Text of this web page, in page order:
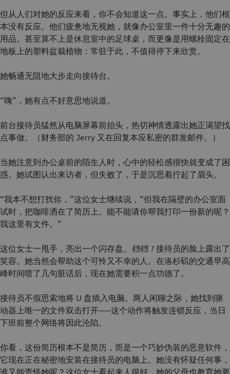
但从人们对她的反应来看，你不会知道这一点。事实上，他们根
本没有反应。他们疲惫地无视她，就像办公室里一件十分无趣的
用品。甚至算不上是休息室中的足球桌，而更像是用螺栓固定在
地板上的塑料盆栽植物：常驻于此，不值得停下来欣赏。
她畅通无阻地大步走向接待台。
“嗨”，她有点不好意思地说道。
前台接待员猛然从电脑屏幕前抬头，热切神情透露出她正渴望找
点事做。（财务部的 Jerry 又在回复本应私密的群发邮件。）
当她注意到办公桌前的陌生人时，心中的轻松感很快就变成了困
惑。她试图认出来访者，但失败了，于是沉思着拧起了眉头。
“我本不想打扰你，”这位女士继续说，“但我在隔壁的办公室面
试时，把咖啡洒在了简历上。能不能请你帮我打印一份新的呢？
我这里有文件。”
这位女士一甩手，亮出一个闪存盘。 铛铛！ 接待员的脸上露出了
笑容。她当然会帮助这个可怜又不幸的人。在洛杉矶的交通早高
峰时间喷了几句脏话后，现在她需要积一点功德了。
接待员不假思索地将 U 盘插入电脑。两人闲聊之际，她找到驱
动器上唯一的文件双击打开——这个动作将触发连锁反应，当日
下班前整个网络将因此沦陷。
你看，这份简历根本不是简历，而是一个巧妙伪装的恶意软件，
它现在正在秘密地安装在接待员的电脑上。她没有怀疑任何事，
谁又能责怪她呢？这位女士看起来人很好，她的父母也教育她要